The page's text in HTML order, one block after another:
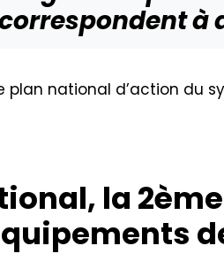
à
national d’action du
la 2ème